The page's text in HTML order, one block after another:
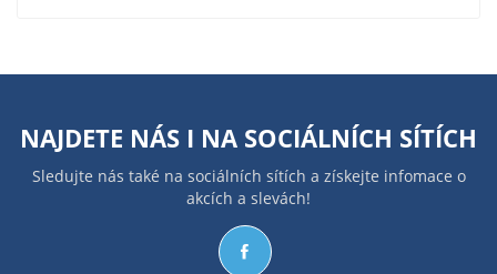
NAJDETE NÁS I NA SOCIÁLNÍCH SÍTÍCH
Sledujte nás také na sociálních sítích a získejte infomace o
akcích a slevách!